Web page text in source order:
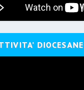
DIOCESANE